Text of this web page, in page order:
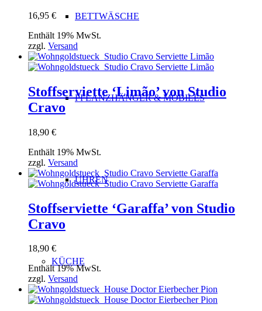
BETTWÄSCHE
PFLANZHÄNGER & MOBILÉS
UHREN
KÜCHE
16,95 €
Enthält 19% MwSt.
zzgl. Versand
Stoffserviette ‘Limão’ von Studio
Cravo
18,90 €
Enthält 19% MwSt.
zzgl. Versand
Stoffserviette ‘Garaffa’ von Studio
Cravo
18,90 €
Enthält 19% MwSt.
zzgl. Versand